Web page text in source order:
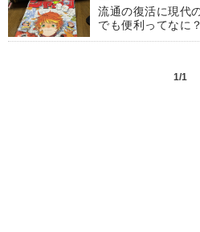
流通の復活に現代
でも便利ってなに？
1/1